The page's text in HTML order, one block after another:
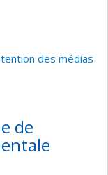
des médias
de